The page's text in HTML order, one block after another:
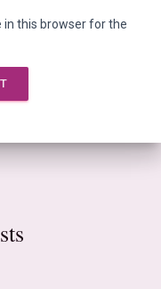
in this browser for the